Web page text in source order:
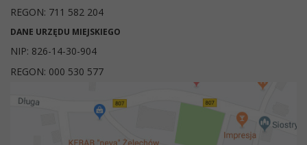
REGON: 711 582 204
DANE URZĘDU MIEJSKIEGO
NIP: 826-14-30-904
REGON: 000 530 577